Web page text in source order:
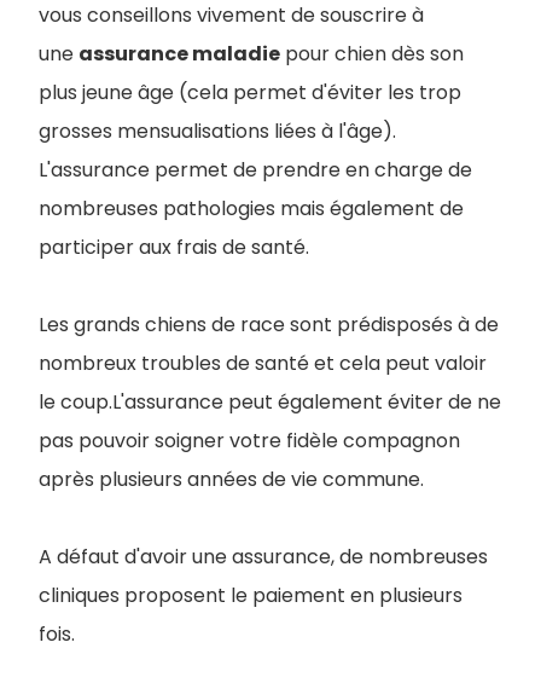
vous conseillons vivement de souscrire à
une assurance maladie pour chien dès son
plus jeune âge (cela permet d'éviter les trop
grosses mensualisations liées à l'âge).
L'assurance permet de prendre en charge de
nombreuses pathologies mais également de
participer aux frais de santé.
Les grands chiens de race sont prédisposés à de
nombreux troubles de santé et cela peut valoir
le coup.L'assurance peut également éviter de ne
pas pouvoir soigner votre fidèle compagnon
après plusieurs années de vie commune.
A défaut d'avoir une assurance, de nombreuses
cliniques proposent le paiement en plusieurs
fois.